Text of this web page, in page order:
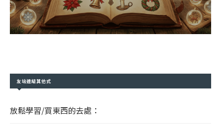
友站連結其他式
放鬆學習/買東西的去處：